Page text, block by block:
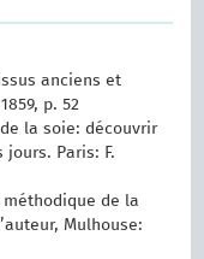
anciens et
p. 52
la soie: découvrir
Paris: F.
de la
Mulhouse: